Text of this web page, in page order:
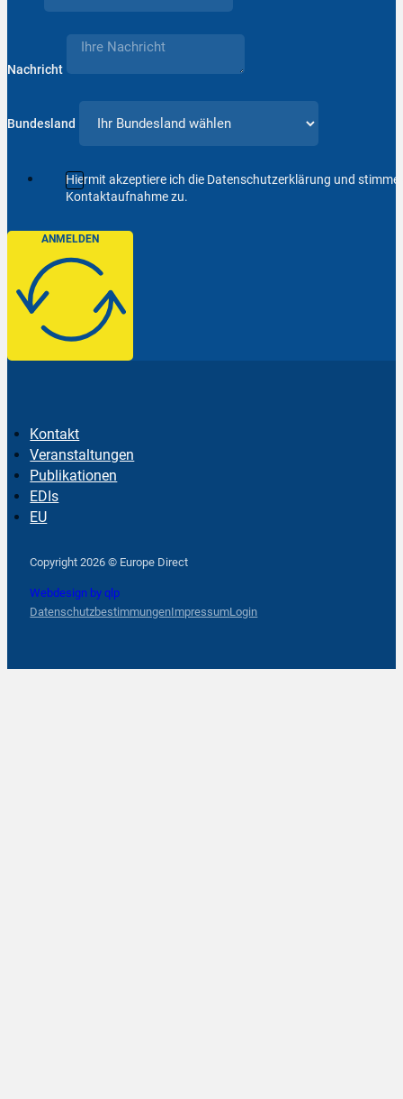
Nachricht
Bundesland
Hiermit akzeptiere ich die Datenschutzerklärung und
Kontaktaufnahme zu.
ANMELDEN
Kontakt
Veranstaltungen
Publikationen
EDIs
EU
Copyright 2026 © Europe Direct
Webdesign by qlp
DatenschutzbestimmungenImpressumLogin